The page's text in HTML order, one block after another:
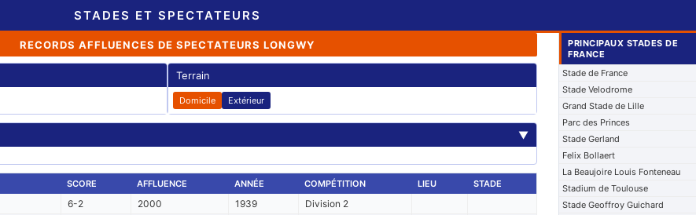
STADES ET SPECTATEURS
RECORDS AFFLUENCES DE SPECTATEURS LONGWY
Terrain
Domicile Extérieur
▼
SCORE AFFLUENCE ANNÉE COMPÉTITION LIEU STADE
6-2 2000 1939
Division 2
PRINCIPAUX STADES DE
FRANCE
Stade de France
Stade Velodrome
Grand Stade de Lille
Parc des Princes
Stade Gerland
Felix Bollaert
La Beaujoire Louis Fonteneau
Stadium de Toulouse
Stade Geoffroy Guichard